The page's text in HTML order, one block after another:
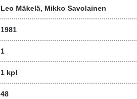
Leo Mäkelä, Mikko Savolainen
1981
1
1 kpl
48